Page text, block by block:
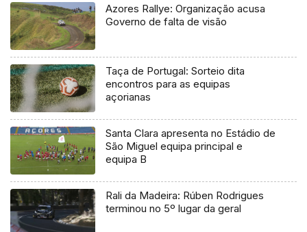
Azores Rallye: Organização acusa
Governo de falta de visão
Taça de Portugal: Sorteio dita
encontros para as equipas
açorianas
Santa Clara apresenta no Estádio de
São Miguel equipa principal e
equipa B
Rali da Madeira: Rúben Rodrigues
terminou no 5º lugar da geral